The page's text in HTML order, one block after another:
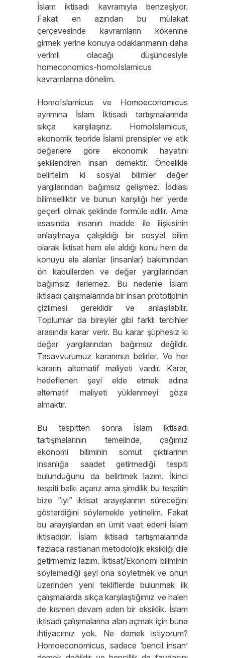
İslam iktisadı kavramıyla benzeşiyor.
Fakat en azından bu mülakat
çerçevesinde kavramların kökenine
girmek yerine konuya odaklanmanın daha
verimli olacağı düşüncesiyle
homeconomics-homoIslamicus
kavramlarına dönelim.
HomoIslamicus ve Homoeconomicus
ayrımına İslam İktisadı tartışmalarında
sıkça karşılaşırız. HomoIslamicus,
ekonomik teoride İslami prensipler ve etik
değerlere göre ekonomik hayatını
şekillendiren insan demektir. Öncelikle
belirtelim ki sosyal bilimler değer
yargılarından bağımsız gelişmez. İddiası
bilimselliktir ve bunun karşılığı her yerde
geçerli olmak şeklinde formüle edilir. Ama
esasında insanın madde ile ilişkisinin
anlaşılmaya çalışıldığı bir sosyal bilim
olarak İktisat hem ele aldığı konu hem de
konuyu ele alanlar (insanlar) bakımından
ön kabullerden ve değer yargılarından
bağımsız ilerlemez. Bu nedenle İslam
iktisadı çalışmalarında bir insan prototipinin
çizilmesi gereklidir ve anlaşılabilir.
Toplumlar da bireyler gibi farklı tercihler
arasında karar verir. Bu karar şüphesiz ki
değer yargılarından bağımsız değildir.
Tasavvurumuz kararımızı belirler. Ve her
kararın alternatif maliyeti vardır. Karar,
hedeflenen şeyi elde etmek adına
alternatif maliyeti yüklenmeyi göze
almaktır.
Bu tespitten sonra İslam iktisadı
tartışmalarının temelinde, çağımız
ekonomi biliminin somut çıktılarının
insanlığa saadet getirmediği tespiti
bulunduğunu da belirtmek lazım. İkinci
tespiti belki açarız ama şimdilik bu tespitin
bize “iyi” iktisat arayışlarının süreceğini
gösterdiğini söylemekle yetinelim. Fakat
bu arayışlardan en ümit vaat edeni İslam
iktisadıdır. İslam iktisadı tartışmalarında
fazlaca rastlanan metodolojik eksikliği dile
getirmemiz lazım. İktisat/Ekonomi biliminin
söylemediği şeyi ona söyletmek ve onun
üzerinden yeni tekliflerde bulunmak ilk
çalışmalarda sıkça karşılaştığımız ve halen
de kısmen devam eden bir eksiklik. İslam
iktisadı çalışmalarına alan açmak için buna
ihtiyacımız yok. Ne demek istiyorum?
Homoeconomicus, sadece ‘bencil insan’